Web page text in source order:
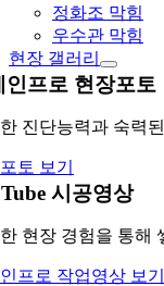
정화조 막힘
우수관 막힘
현장 갤러리
인프로 현장포토
진단능력과 숙력
토 보기
시공영상
현장 경험을 통해
프로 작업영상 보기